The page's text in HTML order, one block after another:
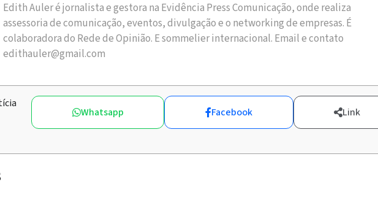
Edith Auler é jornalista e gestora na Evidência Press Comunicação, onde realiza
assessoria de comunicação, eventos, divulgação e o networking de empresas. É
colaboradora do Rede de Opinião. E sommelier internacional. Email e contato
edithauler@gmail.com
Whatsapp Facebook Link